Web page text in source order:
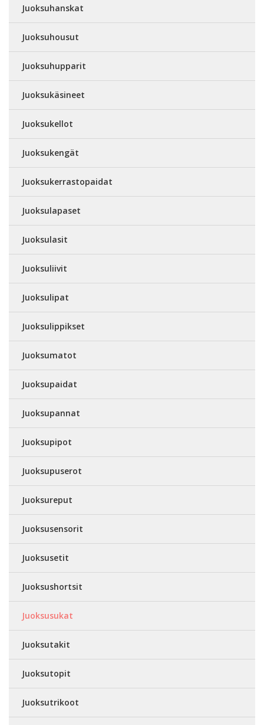
Juoksuhanskat
Juoksuhousut
Juoksuhupparit
Juoksukäsineet
Juoksukellot
Juoksukengät
Juoksukerrastopaidat
Juoksulapaset
Juoksulasit
Juoksuliivit
Juoksulipat
Juoksulippikset
Juoksumatot
Juoksupaidat
Juoksupannat
Juoksupipot
Juoksupuserot
Juoksureput
Juoksusensorit
Juoksusetit
Juoksushortsit
Juoksusukat
Juoksutakit
Juoksutopit
Juoksutrikoot